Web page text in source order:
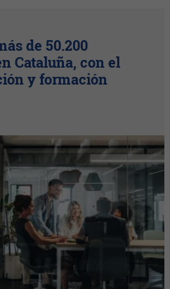
de 50.200
Cataluña, con el
y formación